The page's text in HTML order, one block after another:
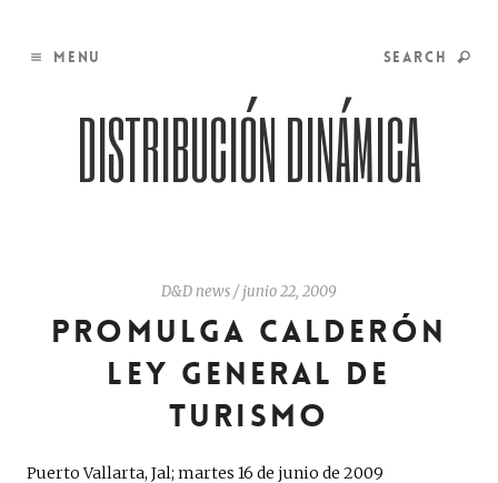
MENU SEARCH
DISTRIBUCIÓN DINÁMICA
D&D news/junio 22, 2009
PROMULGA CALDERÓN
LEY GENERAL DE
TURISMO
Puerto Vallarta, Jal; martes 16 de junio de 2009